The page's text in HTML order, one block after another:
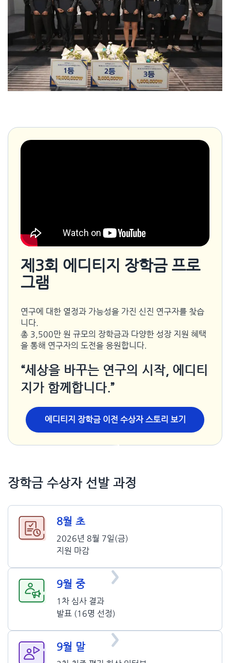
제3회 에디티지 장학금 프로
그램
연구에 대한 열정과 가능성을 가진 신진 연구자를 찾습
니다.
총 3,500만 원 규모의 장학금과 다양한 성장 지원 혜택
을 통해 연구자의 도전을 응원합니다.
“세상을 바꾸는 연구의 시작, 에디티
지가 함께합니다.”
에디티지 장학금 이전 수상자 스토리 보기
→
장학금 수상자 선발 과정​
8월 초​
2026년 8월 7일(금)
지원 마감
9월 중​​
1차 심사 결과
발표 (16명 선정)
9월 말​​